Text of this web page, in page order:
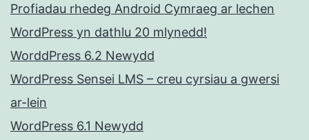
Profiadau rhedeg Android Cymraeg ar lechen
WordPress yn dathlu 20 mlynedd!
WorddPress 6.2 Newydd
WordPress Sensei LMS – creu cyrsiau a gwersi
ar-lein
WordPress 6.1 Newydd